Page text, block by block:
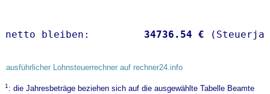
netto bleiben: 34736.54 €
ausführlicher Lohnsteuerrechner auf rechner24.info
1: die Jahresbeträge beziehen sich auf die ausgewählte Tabelle Beamte